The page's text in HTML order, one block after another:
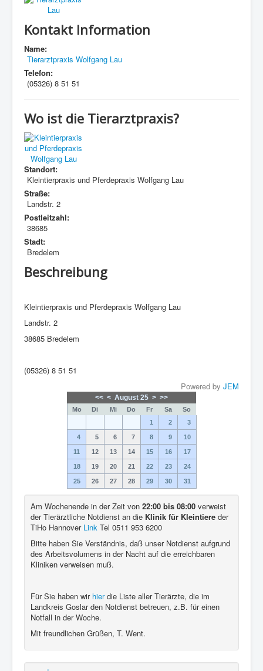
Kontakt Information
Name:
Tierarztpraxis Wolfgang Lau
Telefon:
(05326) 8 51 51
Wo ist die Tierarztpraxis?
Standort:
Kleintierpraxis und Pferdepraxis Wolfgang Lau
Straße:
Landstr. 2
Postleitzahl:
38685
Stadt:
Bredelem
Beschreibung
Kleintierpraxis und Pferdepraxis Wolfgang Lau
Landstr. 2
38685 Bredelem
(05326) 8 51 51
Powered by JEM
<< < August 25 > >>
Mo Di Mi Do Fr Sa
So
1
2 3
4 5 6 7 8 9 10
11 12 13 14 15 16 17
18 19 20 21 22 23 24
25 26 27 28 29 30 31
Am Wochenende in der Zeit von 22:00 bis 08:00 verweist
der Tierärztliche Notdienst an die Klinik für Kleintiere der
TiHo Hannover Link Tel 0511 953 6200
Bitte haben Sie Verständnis, daß unser Notdienst aufgrund
des Arbeitsvolumens in der Nacht auf die erreichbaren
Kliniken verweisen muß.
Für Sie haben wir hierdie Liste aller Tierärzte, die im
Landkreis Goslar den Notdienst betreuen, z.B. für einen
Notfall in der Woche.
Mit freundlichen Grüßen, T. Went.